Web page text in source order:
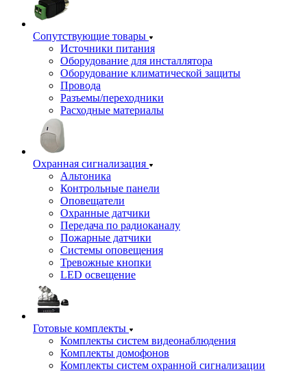
Сопутствующие товары
Источники питания
Оборудование для инсталлятора
Оборудование климатической защиты
Провода
Разъемы/переходники
Расходные материалы
Охранная сигнализация
Альтоника
Контрольные панели
Оповещатели
Охранные датчики
Передача по радиоканалу
Пожарные датчики
Системы оповещения
Тревожные кнопки
LED освещение
Готовые комплекты
Комплекты систем видеонаблюдения
Комплекты домофонов
Комплекты систем охранной сигнализации